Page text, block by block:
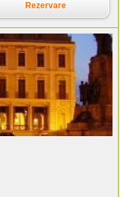
Rezervare